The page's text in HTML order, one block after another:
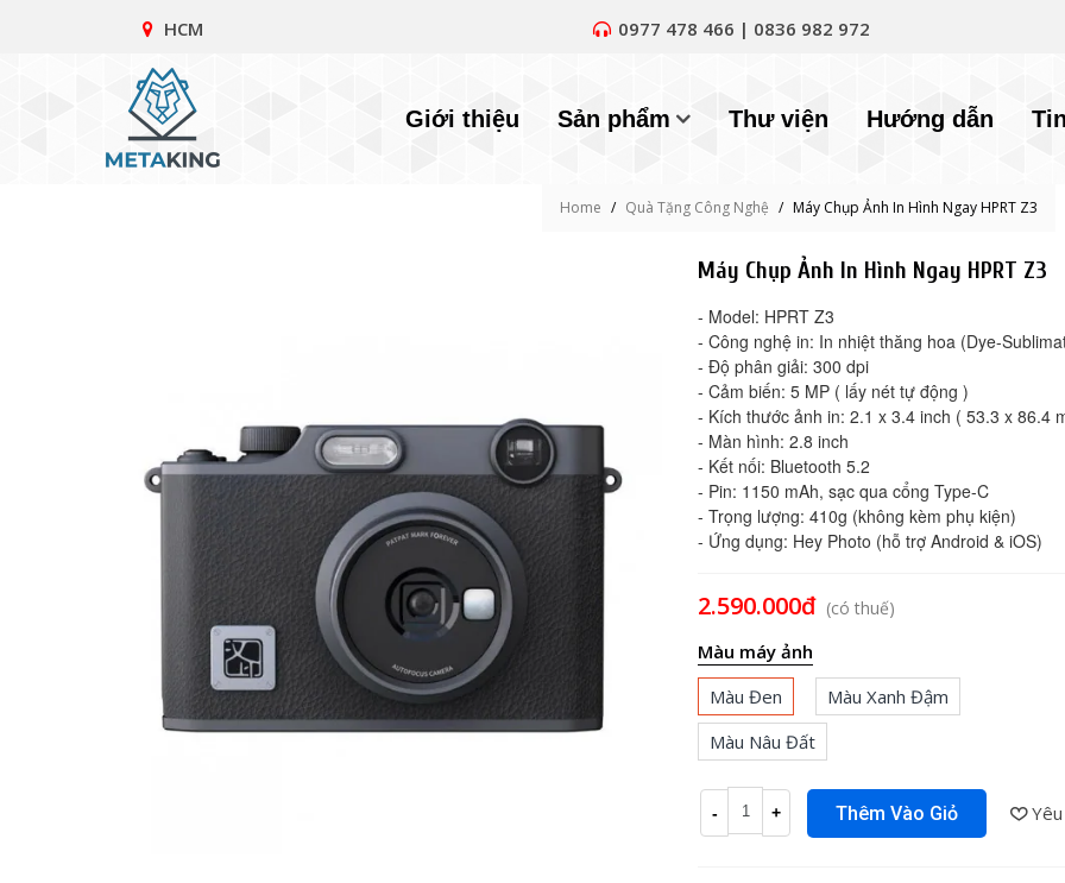
HCM 0977 478 466 | 0836 982 972
Giới thiệu Sản phẩm Thư viện Hướng dẫn
Home / Quà Tặng Công Nghệ / Máy Chụp Ảnh In Hình Ngay HPRT Z3
Máy Chụp Ảnh In Hình Ngay HPRT Z3
- Model: HPRT Z3
- Công nghệ in: In nhiệt thăng hoa (Dye-
- Độ phân giải: 300 dpi
- Cảm biến: 5 MP ( lấy nét tự động )
- Kích thước ảnh in: 2.1 x 3.4 inch ( 53.3 x 86.4
- Màn hình: 2.8 inch
- Kết nối: Bluetooth 5.2
- Pin: 1150 mAh, sạc qua cổng Type-C
- Trọng lượng: 410g (không kèm phụ kiện)
- Ứng dụng: Hey Photo (hỗ trợ Android & iOS)
2.590.000đ (có thuế)
Màu máy ảnh
Màu Đen
Màu Xanh Đậm
Màu Nâu Đất
- + Thêm Vào Giỏ